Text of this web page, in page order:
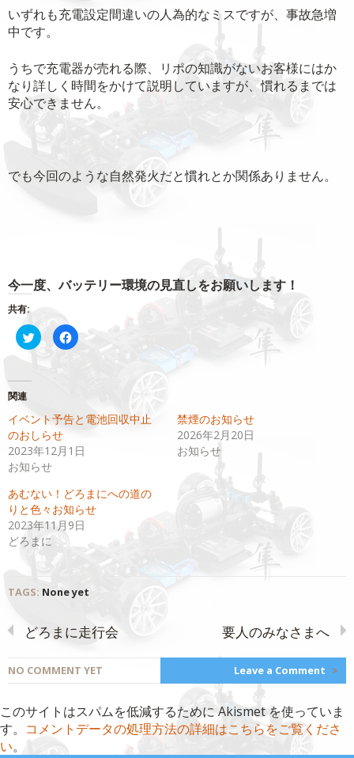
いずれも充電設定間違いの人為的なミスですが、事故急増
中です。
うちで充電器が売れる際、リポの知識がないお客様にはか
なり詳しく時間をかけて説明していますが、慣れるまでは
安心できません。
でも今回のような自然発火だと慣れとか関係ありません。
今一度、バッテリー環境の見直しをお願いします！
共有:
ク
リ
有
(新
し
い
ウ
ィ
ン
ウ
で
開
き
ま
す)
Facebook
で
共
リ
ッ
し
て
さ
い
(新
し
い
ウ
ウ
開
き
関連
イベント予告と電池回収中止
のおしらせ
2023年12月1日
お知らせ
禁煙のお知らせ
2026年2月20日
お知らせ
あむない！どろまにへの道の
りと色々お知らせ
2023年11月9日
どろまに
TAGS: None yet
どろまに走行会 要人のみなさまへ
NO COMMENT YET Leave a Comment >
このサイトはスパムを低減するために Akismet を使っていま
す。 コメントデータの処理方法の詳細はこちらをご覧くださ
い。